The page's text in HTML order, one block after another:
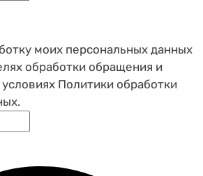
моих персональных данных
обработки обращения и
Политики обработки